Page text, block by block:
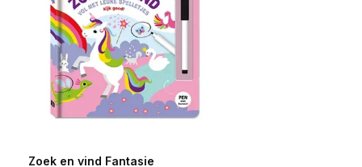
Zoek en vind Fantasie